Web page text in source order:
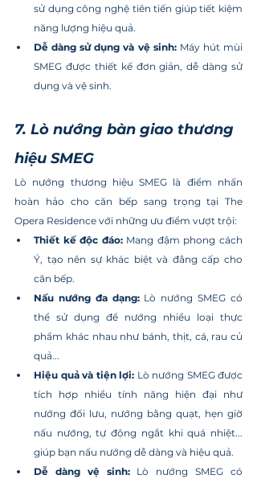
sử dụng công nghệ tiên tiến giúp tiết kiệm
năng lượng hiệu quả.
Dễ dàng sử dụng và vệ sinh: Máy hút mùi
SMEG được thiết kế đơn giản, dễ dàng sử
dụng và vệ sinh.
7. Lò nướng bàn giao thương
hiệu SMEG
Lò nướng thương hiệu SMEG là điểm nhấn
hoàn hảo cho căn bếp sang trọng tại The
Opera Residence với những ưu điểm vượt trội:
Thiết kế độc đáo: Mang đậm phong cách
Ý, tạo nên sự khác biệt và đẳng cấp cho
căn bếp.
Nấu nướng đa dạng: Lò nướng SMEG có
thể sử dụng để nướng nhiều loại thực
phẩm khác nhau như bánh, thịt, cá, rau củ
quả...
Hiệu quả và tiện lợi: Lò nướng SMEG được
tích hợp nhiều tính năng hiện đại như
nướng đối lưu, nướng bằng quạt, hẹn giờ
nấu nướng, tự động ngắt khi quá nhiệt...
giúp bạn nấu nướng dễ dàng và hiệu quả.
Dễ dàng vệ sinh: Lò nướng SMEG có